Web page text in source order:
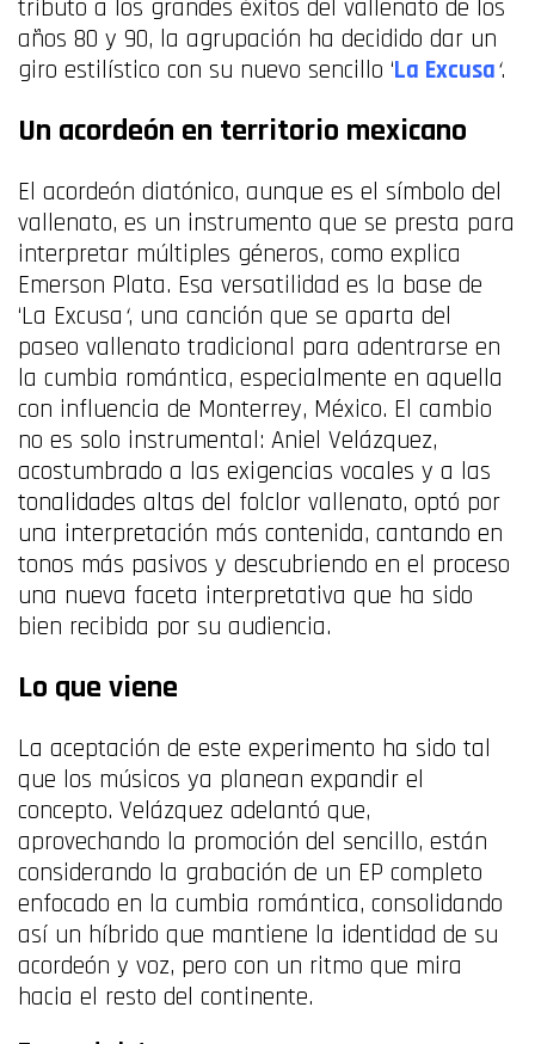
tributo a los grandes éxitos del vallenato de los
años 80 y 90, la agrupación ha decidido dar un
giro estilístico con su nuevo sencillo ‘La Excusa‘.
Un acordeón en territorio mexicano
El acordeón diatónico, aunque es el símbolo del
vallenato, es un instrumento que se presta para
interpretar múltiples géneros, como explica
Emerson Plata. Esa versatilidad es la base de
‘La Excusa‘, una canción que se aparta del
paseo vallenato tradicional para adentrarse en
la cumbia romántica, especialmente en aquella
con influencia de Monterrey, México. El cambio
no es solo instrumental: Aniel Velázquez,
acostumbrado a las exigencias vocales y a las
tonalidades altas del folclor vallenato, optó por
una interpretación más contenida, cantando en
tonos más pasivos y descubriendo en el proceso
una nueva faceta interpretativa que ha sido
bien recibida por su audiencia.
Lo que viene
La aceptación de este experimento ha sido tal
que los músicos ya planean expandir el
concepto. Velázquez adelantó que,
aprovechando la promoción del sencillo, están
considerando la grabación de un EP completo
enfocado en la cumbia romántica, consolidando
así un híbrido que mantiene la identidad de su
acordeón y voz, pero con un ritmo que mira
hacia el resto del continente.